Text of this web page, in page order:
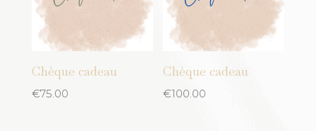
Rouge
Sand
turquoise
Vert
Chèque cadeau
€75.00
Chèque cadeau
€100.00